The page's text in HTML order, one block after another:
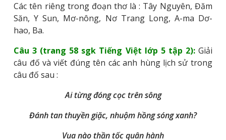
Các tên riêng trong đoạn thơ là : Tây Nguyên, Đăm
Săn, Y Sun, Mơ-nông, Nơ Trang Long, A-ma Dơ-
hao, Ba.
Câu 3 (trang 58 sgk Tiếng Việt lớp 5 tập 2):Giải
câu đố và viết đúng tên các anh hùng lịch sử trong
câu đố sau :
Ai từng đóng cọc trên sông
Đánh tan thuyền giặc, nhuộm hồng sóng xanh?
Vua nào thần tốc quân hành